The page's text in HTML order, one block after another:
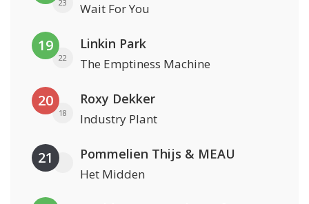
23 Wait For You
19
22
Linkin Park
The Emptiness Machine
20
18
Roxy Dekker
Industry Plant
21 Pommelien Thijs & MEAU
Het Midden